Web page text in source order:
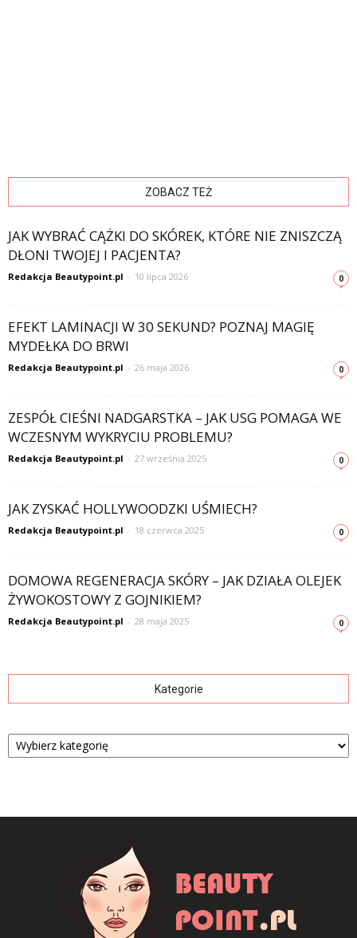
ZOBACZ TEŻ
JAK WYBRAĆ CĄŻKI DO SKÓREK, KTÓRE NIE ZNISZCZĄ
DŁONI TWOJEJ I PACJENTA?
Redakcja Beautypoint.pl - 10 lipca 2026 0
EFEKT LAMINACJI W 30 SEKUND? POZNAJ MAGIĘ
MYDEŁKA DO BRWI
Redakcja Beautypoint.pl - 26 maja 2026 0
ZESPÓŁ CIEŚNI NADGARSTKA – JAK USG POMAGA WE
WCZESNYM WYKRYCIU PROBLEMU?
Redakcja Beautypoint.pl - 27 września 2025 0
JAK ZYSKAĆ HOLLYWOODZKI UŚMIECH?
Redakcja Beautypoint.pl - 18 czerwca 2025 0
DOMOWA REGENERACJA SKÓRY – JAK DZIAŁA OLEJEK
ŻYWOKOSTOWY Z GOJNIKIEM?
Redakcja Beautypoint.pl - 28 maja 2025 0
Kategorie
Kategorie